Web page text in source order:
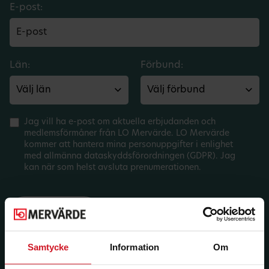
Samtycke Information Om
E-post:
Län: Förbund:
Jag vill ha e-post om aktuella erbjudanden och
medlemsförmåner från LO Mervärde. LO Mervärde
kommer att hantera mina personuppgifter i enlighet
med allmänna dataskyddsförordningen (GDPR). Jag
kan när som helst avsluta prenumerationen.